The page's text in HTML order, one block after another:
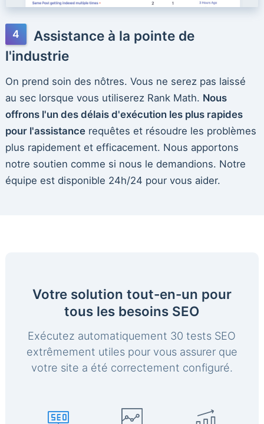
Assistance à la pointe de
l'industrie
On prend soin des nôtres. Vous ne serez pas laissé
au sec lorsque vous utiliserez Rank Math. Nous
offrons l'un des délais d'exécution les plus rapides
pour l'assistancerequêtes et résoudre les problèmes
plus rapidement et efficacement. Nous apportons
notre soutien comme si nous le demandions. Notre
équipe est disponible 24h/24 pour vous aider.
Votre solution tout-en-un pour
tous les besoins SEO
Exécutez automatiquement 30 tests SEO
extrêmement utiles pour vous assurer que
votre site a été correctement configuré.